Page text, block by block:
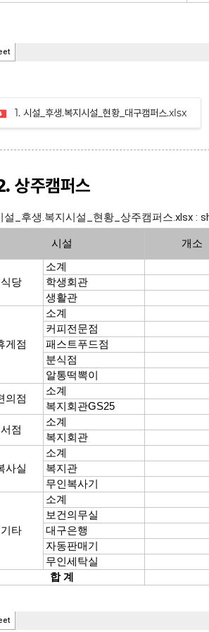
1. 시설_후생.복지시설_현황_대구캠퍼스.xlsx
상주캠퍼스